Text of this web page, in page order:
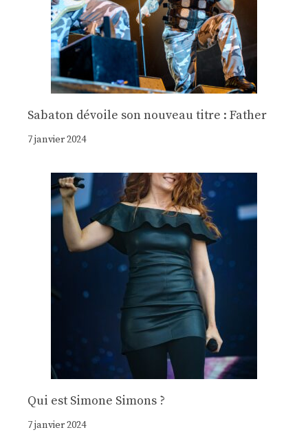
Sabaton dévoile son nouveau titre : Father
7 janvier 2024
Qui est Simone Simons ?
7 janvier 2024